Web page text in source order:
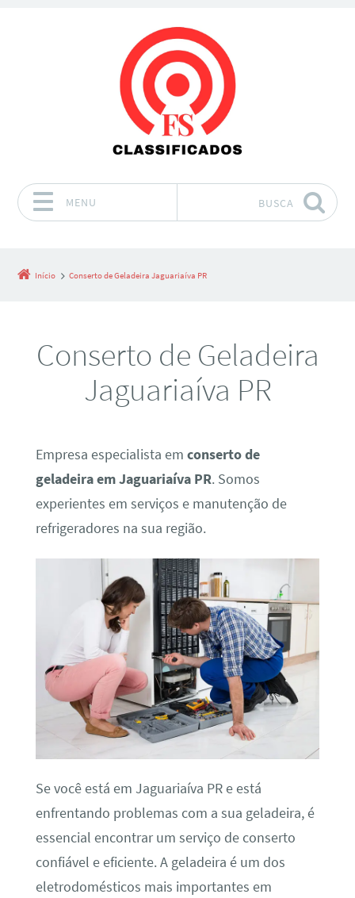
MENU BUSCA
Início Conserto de Geladeira Jaguariaíva PR
Conserto de Geladeira
Jaguariaíva PR
Empresa especialista em conserto de
geladeira em Jaguariaíva PR. Somos
experientes em serviços e manutenção de
refrigeradores na sua região.
Se você está em Jaguariaíva PR e está
enfrentando problemas com a sua geladeira, é
essencial encontrar um serviço de conserto
confiável e eficiente. A geladeira é um dos
eletrodomésticos mais importantes em